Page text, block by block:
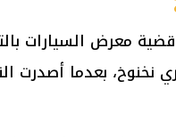
قضية معرض السيارات
بعدما أصدرت